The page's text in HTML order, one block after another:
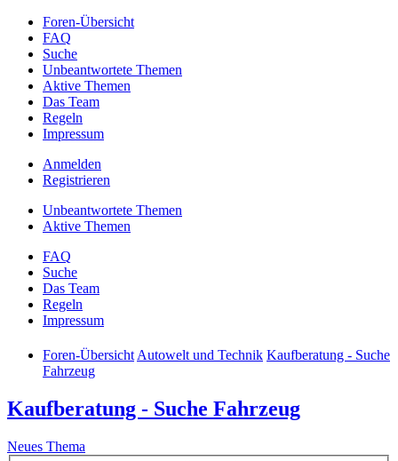
Foren-Übersicht
FAQ
Suche
Unbeantwortete Themen
Aktive Themen
Das Team
Regeln
Impressum
Anmelden
Registrieren
Unbeantwortete Themen
Aktive Themen
FAQ
Suche
Das Team
Regeln
Impressum
Foren-ÜbersichtAutowelt und Technik Kaufberatung - Suche
Fahrzeug
Kaufberatung - Suche Fahrzeug
Neues Thema